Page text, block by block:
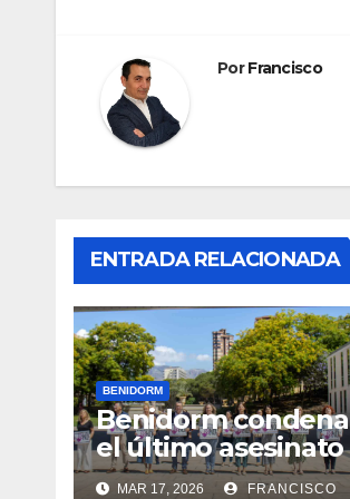
PorFrancisco
ENTRADA RELACIONADA
BENIDORM
Benidorm condena
el último asesinato
por violencia
MAR 17, 2026 FRANCISCO